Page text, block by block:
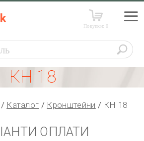
Покупки:0
КН 18
Каталог Кронштейни КН 18
ОПЛАТИ